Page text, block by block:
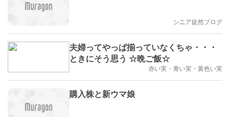
シニア徒然ブログ
夫婦ってやっぱ揃っていなくちゃ・・・
ときにそう思う ☆晩ご飯☆
赤い実・青い実・黄色い実
購入株と新ウマ娘